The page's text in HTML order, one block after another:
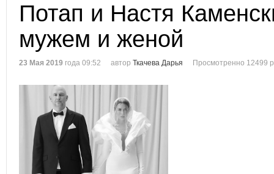
Потап и Настя
мужем и женой
23 Мая 2019 года 09:52 автор Ткачева Дарья Просмотренно 12499